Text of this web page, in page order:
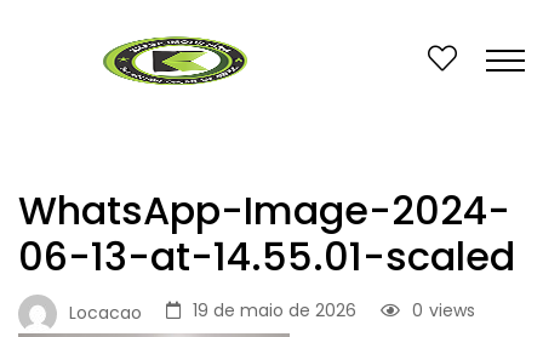
WhatsApp-Image-2024-
06-13-at-14.55.01-scaled
Locacao 19 de maio de 2026 views
0